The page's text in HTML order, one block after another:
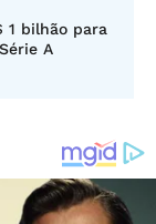
1 bilhão para
A